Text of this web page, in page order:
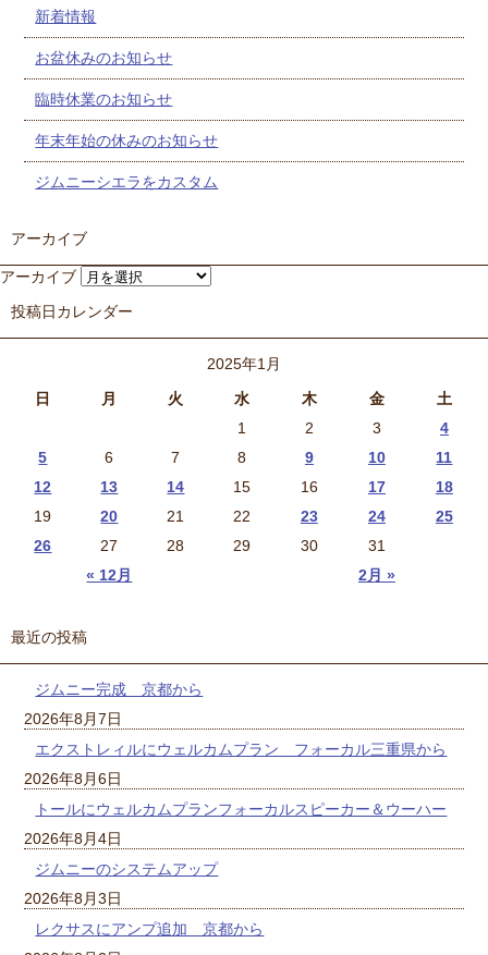
新着情報
お盆休みのお知らせ
臨時休業のお知らせ
年末年始の休みのお知らせ
ジムニーシエラをカスタム
アーカイブ
アーカイブ
投稿日カレンダー
2025年1月
日
月 火 水 木 金 土
« 12月 2月 »
1 2 3
4
5
6 7 8 9 10
11
12
13 14 15 16 17
18
19
20 21 22 23 24
25
26
27 28 29 30 31
最近の投稿
ジムニー完成 京都から
2026年8月7日
エクストレィルにウェルカムプラン フォーカル三重県から
2026年8月6日
トールにウェルカムプランフォーカルスピーカー＆ウーハー
2026年8月4日
ジムニーのシステムアップ
2026年8月3日
レクサスにアンプ追加 京都から